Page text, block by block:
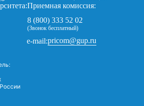
Приемная комиссия:
8 (800) 333 52 02
(Звонок бесплатный)
e-mail:pricom@gup.ru